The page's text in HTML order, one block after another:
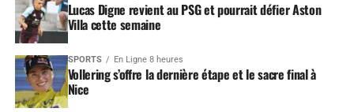
Lucas Digne revient au PSG et pourrait défier Aston
Villa cette semaine
SPORTS En Ligne 8 heures
Vollering s’offre la dernière étape et le sacre final à
Nice